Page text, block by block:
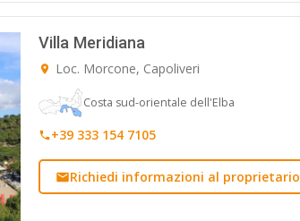
Villa Meridiana
Loc. Morcone, Capoliveri
Costa sud-orientale dell'Elba
+39 333 154 7105
Richiedi informazioni al proprietario